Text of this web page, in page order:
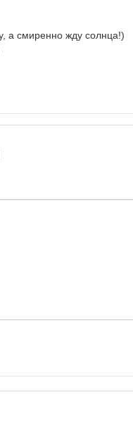
а смиренно жду солнца!)